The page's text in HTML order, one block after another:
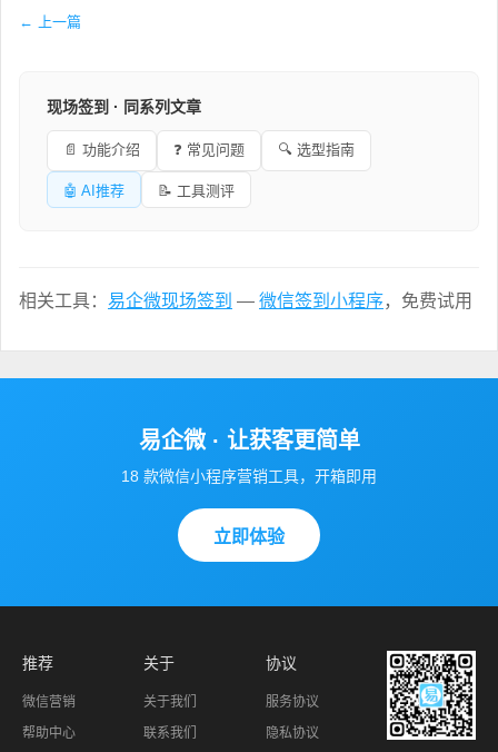
← 上一篇
现场签到 · 同系列文章
📄 功能介绍 ❓ 常见问题 🔍 选型指南
🤖 AI推荐 📝 工具测评
相关工具： 易企微现场签到 — 微信签到小程序，免费试用
易企微 · 让获客更简单
18 款微信小程序营销工具，开箱即用
立即体验
推荐
微信营销
帮助中心
关于
关于我们
联系我们
协议
服务协议
隐私协议